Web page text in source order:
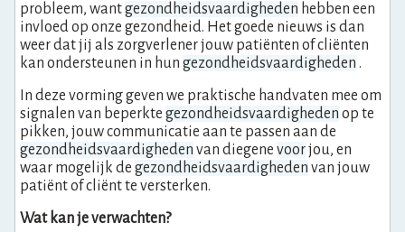
probleem, wantgezondheidsvaardigheden hebben een
invloed op onze gezondheid. Het goede nieuws is dan
weer dat jij als zorgverlener jouw patiënten of cliënten
kan ondersteunen in hun gezondheidsvaardigheden .
In deze vorming geven we praktische handvaten mee om
signalen van beperkte gezondheidsvaardigheden op te
pikken, jouw communicatie aan te passen aan de
gezondheidsvaardigheden van diegene voorjou, en
waar mogelijk de gezondheidsvaardigheden van jouw
patiënt of cliënt te versterken.
Wat kan je verwachten?